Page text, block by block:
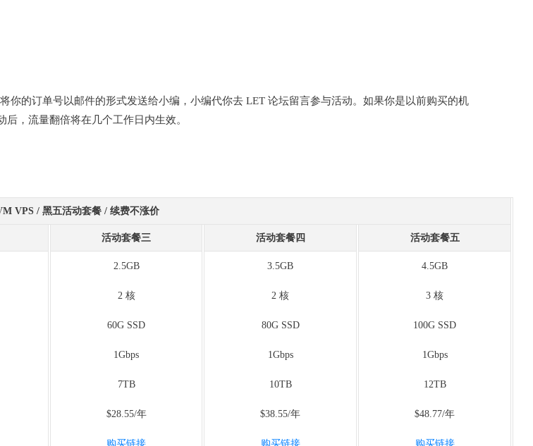
的订单号以邮件的形式发送给小编，小编代你去 LET 论坛留言参与活动。如果你是以前购买的机
，流量翻倍将在几个工作日内生效。
VPS / 黑五活动套餐 / 续费不涨价
活动套餐三 活动套餐四 活动套餐五
2.5GB 3.5GB 4.5GB
2 核 2 核 3 核
60G SSD 80G SSD 100G SSD
1Gbps 1Gbps 1Gbps
7TB 10TB 12TB
$28.55/年 $38.55/年 $48.77/年
购买链接 购买链接 购买链接